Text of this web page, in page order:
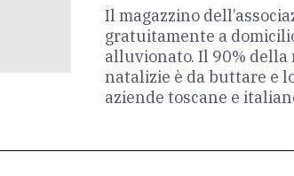
Il magazzino
gratuitamente a
alluvionato. Il 90%
natalizie è da buttare e
aziende toscane e